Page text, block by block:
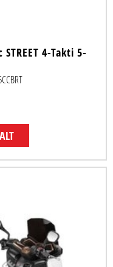
STREET 4-Takti 5-